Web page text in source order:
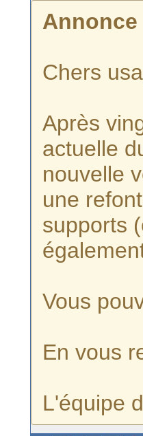
Annonce
Chers
Après
actuelle
nouvelle
une
supports
Vous
En vous
L'équipe